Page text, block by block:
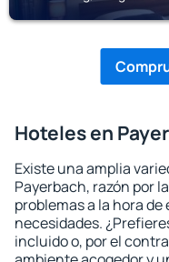
Hoteles en
Existe una amplia
Payerbach, razón por
problemas a la hora
necesidades.
incluido o, por el